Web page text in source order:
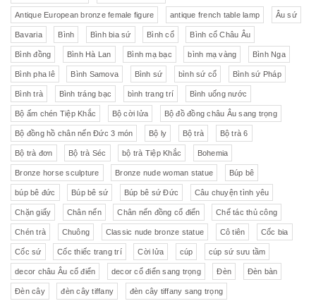
Antique European bronze female figure antique french table lamp Âu sứ
Bavaria Bình Bình bia sứ Bình cổ Bình cổ Châu Âu
Bình đồng Bình Hà Lan Bình mạ bạc bình mạ vàng Bình Nga
Bình pha lê Bình Samova Bình sứ bình sứ cổ Bình sứ Pháp
Bình trà Bình tráng bạc bình trang trí Bình uống nước
Bộ ấm chén Tiệp Khắc Bộ cời lửa Bộ đồ đồng châu Âu sang trọng
Bộ đồng hồ chân nến Đức 3 món Bộ ly Bộ trà Bộ trà 6
Bộ trà đơn Bộ trà Séc bộ trà Tiệp Khắc Bohemia
Bronze horse sculpture Bronze nude woman statue Búp bê
búp bê đức Búp bê sứ Búp bê sứ Đức Câu chuyện tình yêu
Chặn giấy Chân nến Chân nến đồng cổ điển Chế tác thủ công
Chén trà Chuông Classic nude bronze statue Cô tiên Cốc bia
Cốc sứ Cốc thiếc trang trí Cời lửa cúp cúp sứ sưu tầm
decor châu Âu cổ điển decor cổ điển sang trọng Đèn Đèn bàn
Đèn cây đèn cây tiffany đèn cây tiffany sang trọng